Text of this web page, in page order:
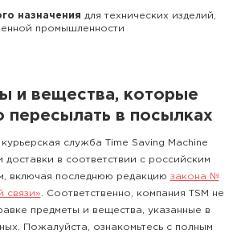
назначения для технических изделий,
промышленности
и вещества, которые
пересылать в посылках
служба Time Saving Machine
доставки в соответствии с российским
включая последнюю редакцию закона №
связи» . Соответственно, компания TSM не
предметы и вещества, указанные в
Пожалуйста, ознакомьтесь с полным